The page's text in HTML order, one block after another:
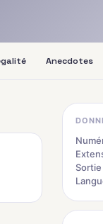
Anecdotes
Sortie